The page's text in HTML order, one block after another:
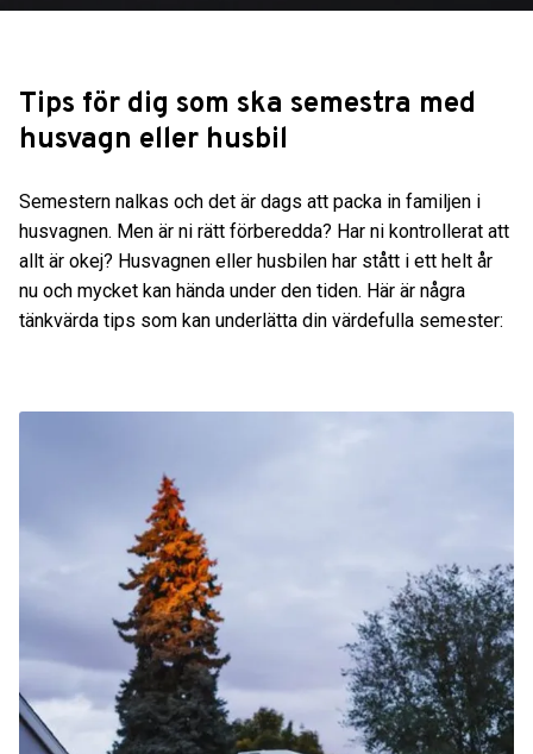
Tips för dig som ska semestra med
husvagn eller husbil
Semestern nalkas och det är dags att packa in familjen i
husvagnen. Men är ni rätt förberedda? Har ni kontrollerat att
allt är okej? Husvagnen eller husbilen har stått i ett helt år
nu och mycket kan hända under den tiden. Här är några
tänkvärda tips som kan underlätta din värdefulla semester: